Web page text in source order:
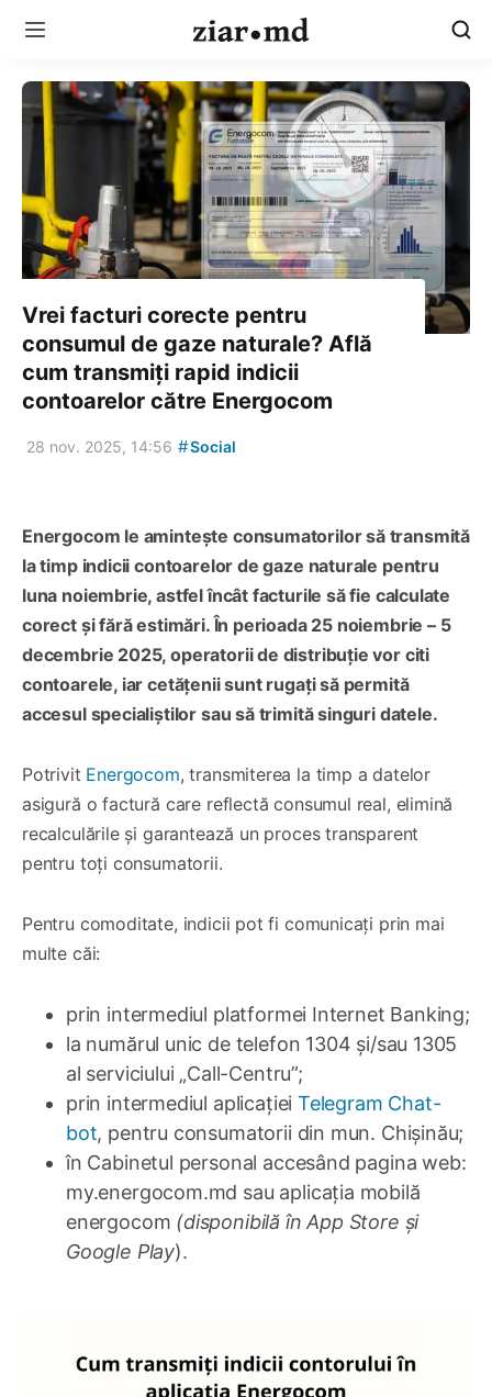
Vrei facturi corecte pentru
consumul de gaze naturale? Află
cum transmiți rapid indicii
contoarelor către Energocom
28 nov. 2025, 14:56 #Social
Energocom le amintește consumatorilor să transmită
la timp indicii contoarelor de gaze naturale pentru
luna noiembrie, astfel încât facturile să fie calculate
corect și fără estimări. În perioada 25 noiembrie – 5
decembrie 2025, operatorii de distribuție vor citi
contoarele, iar cetățenii sunt rugați să permită
accesul specialiștilor sau să trimită singuri datele.
Potrivit Energocom, transmiterea la timp a datelor
asigură o factură care reflectă consumul real, elimină
recalculările și garantează un proces transparent
pentru toți consumatorii.
Pentru comoditate, indicii pot fi comunicați prin mai
multe căi:
prin intermediul platformei Internet Banking;
la numărul unic de telefon 1304 și/sau 1305
al serviciului „Call-Centru”;
prin intermediul aplicației Telegram Chat-
bot, pentru consumatorii din mun. Chișinău;
în Cabinetul personal accesând pagina web:
my.energocom.md sau aplicația mobilă
energocom (disponibilă în App Store și
Google Play).